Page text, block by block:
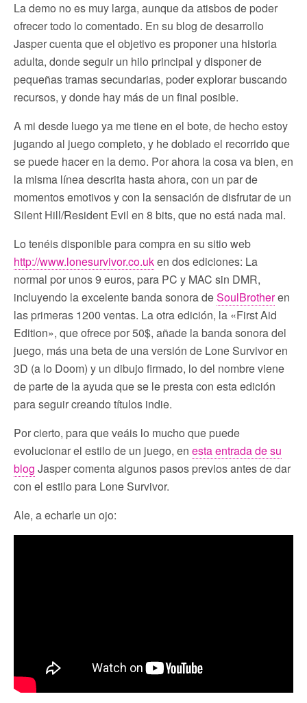
La demo no es muy larga, aunque da atisbos de poder
ofrecer todo lo comentado. En su blog de desarrollo
Jasper cuenta que el objetivo es proponer una historia
adulta, donde seguir un hilo principal y disponer de
pequeñas tramas secundarias, poder explorar buscando
recursos, y donde hay más de un final posible.
A mi desde luego ya me tiene en el bote, de hecho estoy
jugando al juego completo, y he doblado el recorrido que
se puede hacer en la demo. Por ahora la cosa va bien, en
la misma línea descrita hasta ahora, con un par de
momentos emotivos y con la sensación de disfrutar de un
Silent Hill/Resident Evil en 8 bits, que no está nada mal.
Lo tenéis disponible para compra en su sitio web
http://www.lonesurvivor.co.uken dos ediciones: La
normal por unos 9 euros, para PC y MAC sin DMR,
incluyendo la excelente banda sonora deSoulBrotheren
las primeras 1200 ventas. La otra edición, la «First Aid
Edition», que ofrece por 50$, añade la banda sonora del
juego, más una beta de una versión de Lone Survivor en
3D (a lo Doom) y un dibujo firmado, lo del nombre viene
de parte de la ayuda que se le presta con esta edición
para seguir creando títulos indie.
Por cierto, para que veáis lo mucho que puede
evolucionar el estilo de un juego, en esta entrada de su
blog Jasper comenta algunos pasos previos antes de dar
con el estilo para Lone Survivor.
Ale, a echarle un ojo: